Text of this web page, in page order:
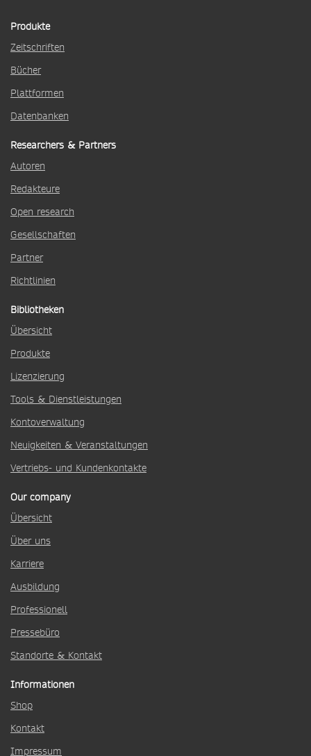
Produkte
Zeitschriften
Bücher
Plattformen
Datenbanken
Researchers & Partners
Autoren
Redakteure
Open research
Gesellschaften
Partner
Richtlinien
Bibliotheken
Übersicht
Produkte
Lizenzierung
Tools & Dienstleistungen
Kontoverwaltung
Neuigkeiten & Veranstaltungen
Vertriebs- und Kundenkontakte
Our company
Übersicht
Über uns
Karriere
Ausbildung
Professionell
Pressebüro
Standorte & Kontakt
Informationen
Shop
Kontakt
Impressum